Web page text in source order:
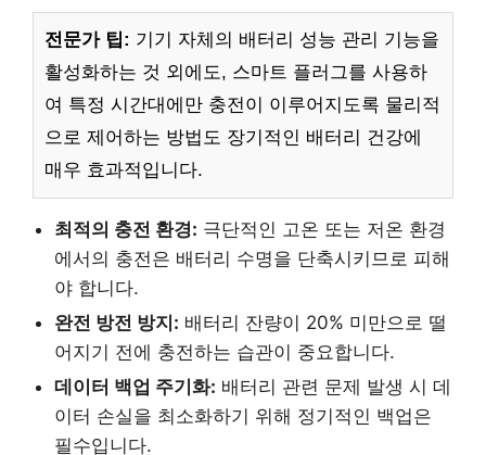
전문가 팁: 기기 자체의 배터리 성능 관리 기능을
활성화하는 것 외에도, 스마트 플러그를 사용하
여 특정 시간대에만 충전이 이루어지도록 물리적
으로 제어하는 방법도 장기적인 배터리 건강에
매우 효과적입니다.
최적의 충전 환경: 극단적인 고온 또는 저온 환경
에서의 충전은 배터리 수명을 단축시키므로 피해
야 합니다.
완전 방전 방지: 배터리 잔량이 20% 미만으로 떨
어지기 전에 충전하는 습관이 중요합니다.
데이터 백업 주기화: 배터리 관련 문제 발생 시 데
이터 손실을 최소화하기 위해 정기적인 백업은
필수입니다.